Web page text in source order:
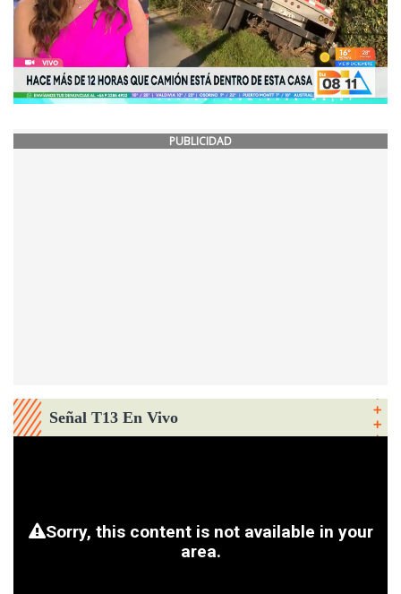
PUBLICIDAD
Señal T13 En Vivo